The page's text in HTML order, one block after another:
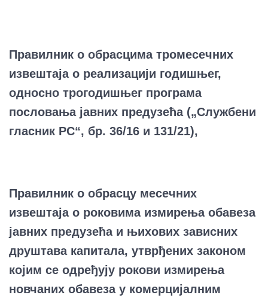
Правилник о обрасцима тромесечних
извештаја о реализацији годишњег,
односно трогодишњег програма
пословања јавних предузећа („Службени
гласник РС“, бр. 36/16 и 131/21),
Правилник о обрасцу месечних
извештаја о роковима измирења обавеза
јавних предузећа и њихових зависних
друштава капитала, утврђених законом
којим се одређују рокови измирења
новчаних обавеза у комерцијалним